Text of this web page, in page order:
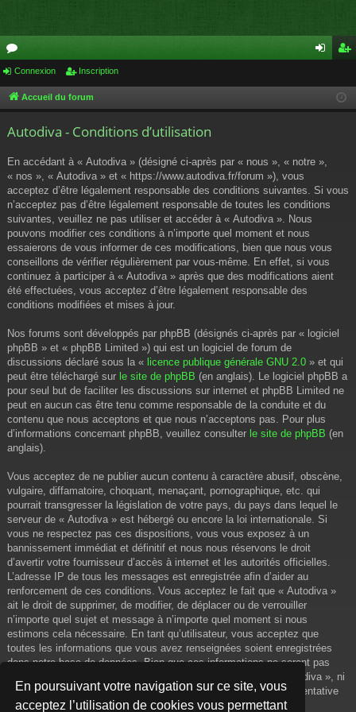
En poursuivant votre navigation sur ce site, vous
acceptez l’utilisation de cookies vous permettant
or
u cri
Connexion Inscription
Accueil du forum
Autodiva - Conditions d’utilisation
En accédant à « Autodiva » (désigné ci-après par « nous », « notre »,
« nos », « Autodiva » et « https://www.autodiva.fr/forum »), vous
acceptez d’être légalement responsable des conditions suivantes. Si vous
n’acceptez pas d’être légalement responsable de toutes les conditions
suivantes, veuillez ne pas utiliser et accéder à « Autodiva ». Nous
pouvons modifier ces conditions à n’importe quel moment et nous
essaierons de vous informer de ces modifications, bien que nous vous
conseillons de vérifier régulièrement par vous-même. En effet, si vous
continuez à participer à « Autodiva » après que des modifications aient
été effectuées, vous acceptez d’être légalement responsable des
conditions modifiées et mises à jour.
Nos forums sont développés par phpBB (désignés ci-après par « logiciel
phpBB » et « phpBB Limited ») qui est un logiciel de forum de
discussions déclaré sous la « licence publique générale GNU 2.0 » et qui
peut être téléchargé sur le site de phpBB (en anglais). Le logiciel phpBB a
pour seul but de faciliter les discussions sur internet et phpBB Limited ne
peut en aucun cas être tenu comme responsable de la conduite et du
contenu que nous acceptons et que nous n’acceptons pas. Pour plus
d’informations concernant phpBB, veuillez consulter le site de phpBB (en
anglais).
Vous acceptez de ne publier aucun contenu à caractère abusif, obscène,
vulgaire, diffamatoire, choquant, menaçant, pornographique, etc. qui
pourrait transgresser la législation de votre pays, du pays dans lequel le
serveur de « Autodiva » est hébergé ou encore la loi internationale. Si
vous ne respectez pas ces dispositions, vous vous exposez à un
bannissement immédiat et définitif et nous nous réservons le droit
d’avertir votre fournisseur d’accès à internet et les autorités officielles.
L’adresse IP de tous les messages est enregistrée afin d’aider au
renforcement de ces conditions. Vous acceptez le fait que « Autodiva »
ait le droit de supprimer, de modifier, de déplacer ou de verrouiller
n’importe quel sujet et message à n’importe quel moment si nous
estimons cela nécessaire. En tant qu’utilisateur, vous acceptez que
toutes les informations que vous avez renseignées soient enregistrées
dans notre base de données. Bien que ces informations ne seront pas
diffusées à une tierce partie sans votre consentement, ni « Autodiva », ni
phpBB, ne pourront être tenus comme responsables en cas de tentative
de piratage informatique visant à compromettre vos données.